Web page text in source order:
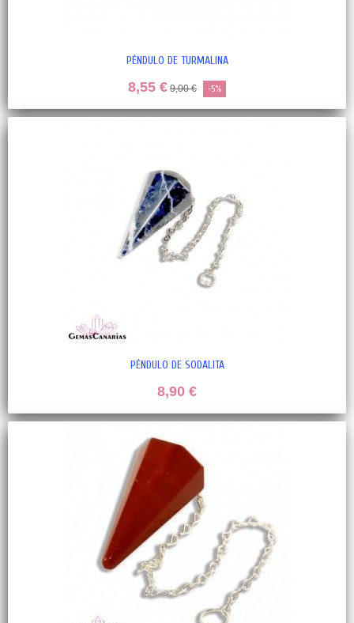
PÉNDULO DE TURMALINA
8,55 € 9,00 € -5%
PÉNDULO DE SODALITA
8,90 €